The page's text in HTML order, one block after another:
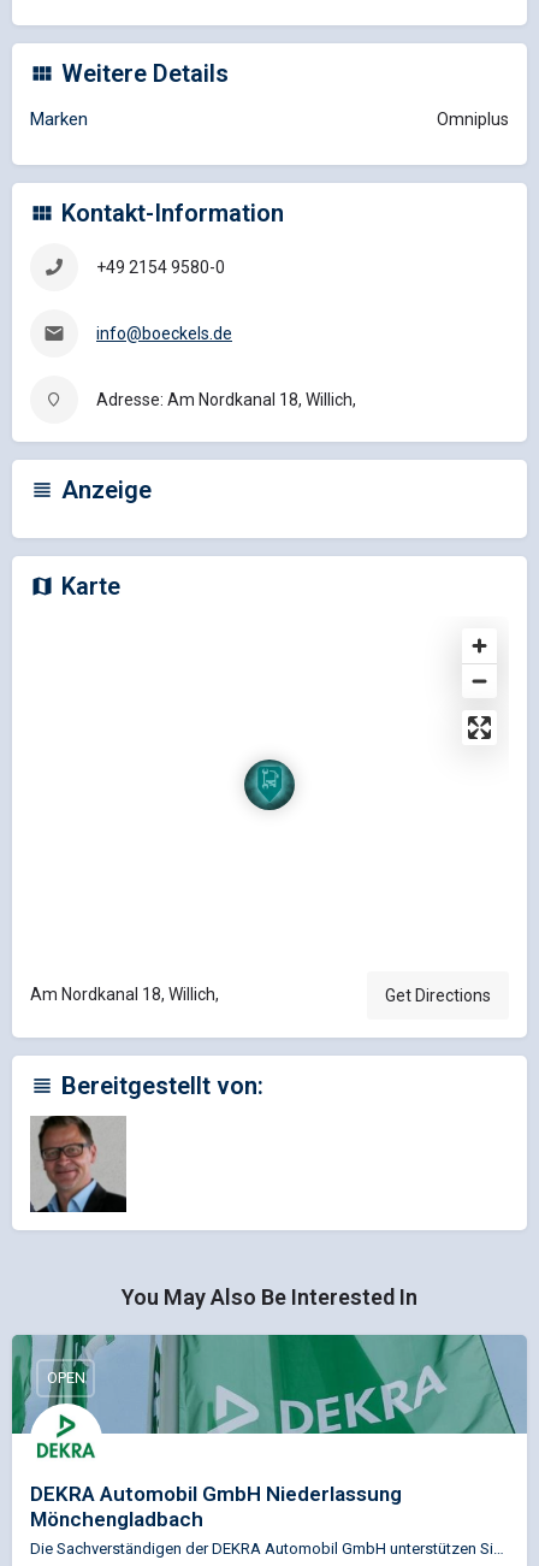
Weitere Details
Marken Omniplus
Kontakt-Information
+49 2154 9580-0
info@boeckels.de
Adresse: Am Nordkanal 18, Willich,
Anzeige
Karte
Am Nordkanal 18, Willich, Get Directions
Bereitgestellt von:
You May Also Be Interested In
DEKRA Automobil GmbH Niederlassung
Mönchengladbach
OPEN